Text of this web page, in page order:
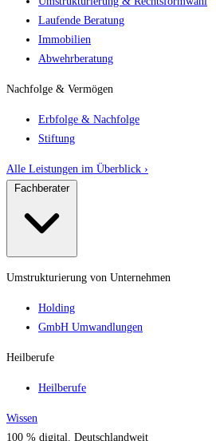
Laufende Beratung
Immobilien
Abwehrberatung
Nachfolge & Vermögen
Erbfolge & Nachfolge
Stiftung
Alle Leistungen im Überblick ›
Fachberater
Umstrukturierung von Unternehmen
Holding
GmbH Umwandlungen
Heilberufe
Heilberufe
Wissen
100 % digital. Deutschlandweit